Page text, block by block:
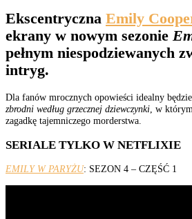
Ekscentryczna Emily
ekrany w nowym sezonie
pełnym niespodziewanych
intryg.
Dla fanów mrocznych opowieści idealny
zbrodni według grzecznej dziewczynki , w
zagadkę tajemniczego morderstwa.
SERIALE TYLKO W NETFLIXIE
EMILY W PARYŻU: SEZON 4 – CZĘŚĆ 1